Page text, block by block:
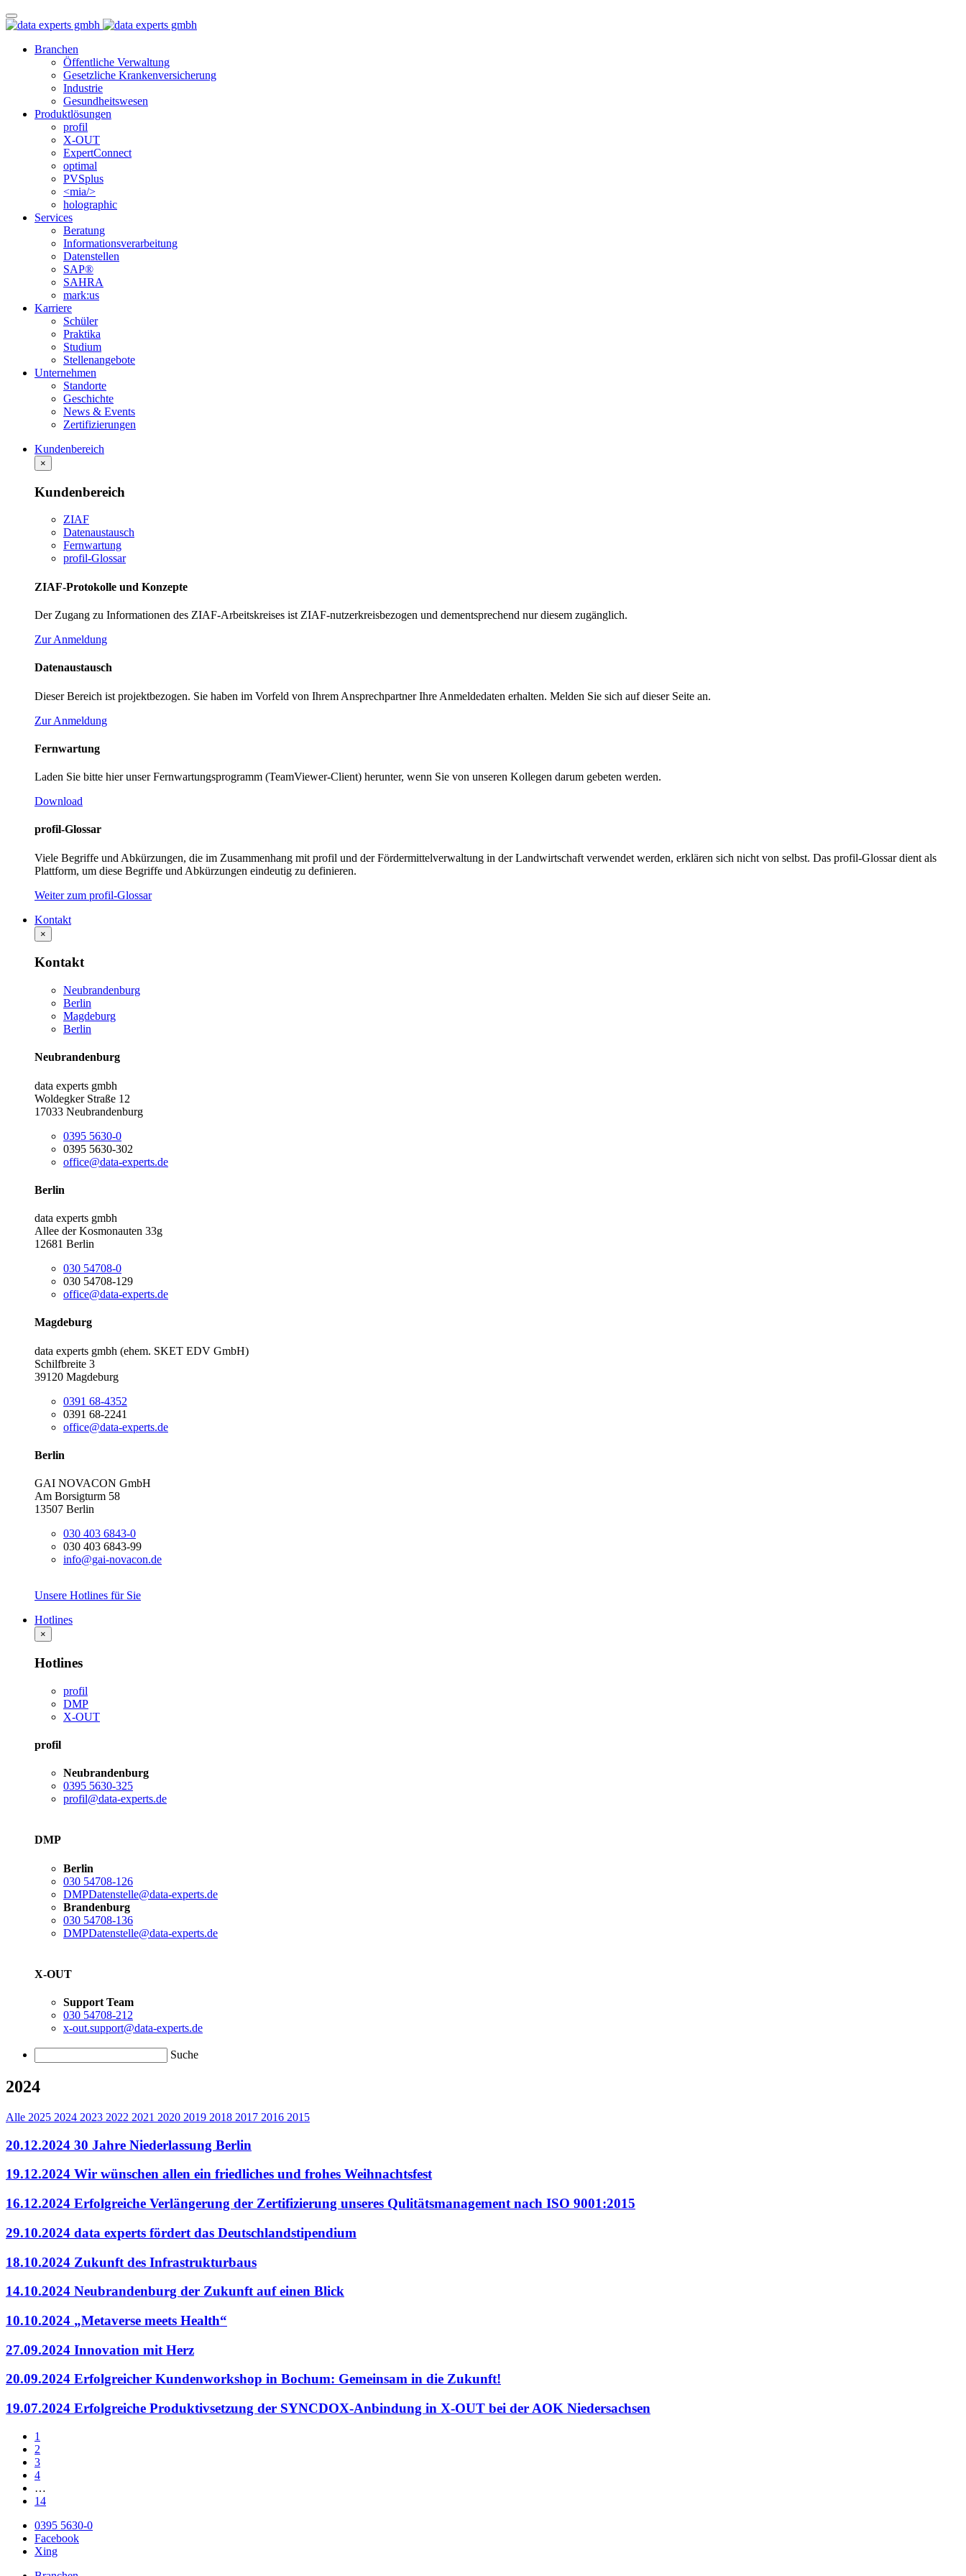
Branchen
Öffentliche Verwaltung
Gesetzliche Krankenversicherung
Industrie
Gesundheitswesen
Produktlösungen
profil
X-OUT
ExpertConnect
optimal
PVSplus
<mia/>
holographic
Services
Beratung
Informations­verarbeitung
Datenstellen
SAP®
SAHRA
mark:us
Karriere
Schüler
Praktika
Studium
Stellenangebote
Unternehmen
Standorte
Geschichte
News & Events
Zertifizierungen
Kundenbereich
×
Kundenbereich
ZIAF
Datenaustausch
Fernwartung
profil-Glossar
ZIAF-Protokolle und Konzepte
Der Zugang zu Informationen des ZIAF-Arbeitskreises ist ZIAF-nutzerkreisbezogen und dementsprechend nur diesem zugänglich.
Zur Anmeldung
Datenaustausch
Dieser Bereich ist projektbezogen. Sie haben im Vorfeld von Ihrem Ansprechpartner Ihre Anmeldedaten erhalten. Melden Sie sich auf dieser Seite an.
Zur Anmeldung
Fernwartung
Laden Sie bitte hier unser Fernwartungsprogramm (TeamViewer-Client) herunter, wenn Sie von unseren Kollegen darum gebeten werden.
Download
profil-Glossar
Viele Begriffe und Abkürzungen, die im Zusammenhang mit profil und der Fördermittelverwaltung in der Landwirtschaft verwendet werden, erklären sich nicht von selbst. Das profil-Glossar dient als
Plattform, um diese Begriffe und Abkürzungen eindeutig zu definieren.
Weiter zum profil-Glossar
Kontakt
×
Kontakt
Neubrandenburg
Berlin
Magdeburg
Berlin
Neubrandenburg
data experts gmbh
Woldegker Straße 12
17033 Neubrandenburg
0395 5630-0
0395 5630-302
office@data-experts.de
Berlin
data experts gmbh
Allee der Kosmonauten 33g
12681 Berlin
030 54708-0
030 54708-129
office@data-experts.de
Magdeburg
data experts gmbh (ehem. SKET EDV GmbH)
Schilfbreite 3
39120 Magdeburg
0391 68-4352
0391 68-2241
office@data-experts.de
Berlin
GAI NOVACON GmbH
Am Borsigturm 58
13507 Berlin
030 403 6843-0
030 403 6843-99
info@gai-novacon.de
Unsere Hotlines für Sie
Hotlines
×
Hotlines
profil
DMP
X-OUT
profil
Neubrandenburg
0395 5630-325
profil@data-experts.de
DMP
Berlin
030 54708-126
DMPDatenstelle@data-experts.de
Brandenburg
030 54708-136
DMPDatenstelle@data-experts.de
X-OUT
Support Team
030 54708-212
x-out.support@data-experts.de
Suche
2024
Alle 2025 2024 2023 2022 2021 2020 2019 2018 2017 2016 2015
20.12.2024 30 Jahre Niederlassung Berlin
19.12.2024 Wir wünschen allen ein friedliches und frohes Weihnachtsfest
16.12.2024 Erfolgreiche Verlängerung der Zertifizierung unseres Qulitätsmanagement nach ISO 9001:2015
29.10.2024 data experts fördert das Deutschlandstipendium
18.10.2024 Zukunft des Infrastrukturbaus
14.10.2024 Neubrandenburg der Zukunft auf einen Blick
10.10.2024 „Metaverse meets Health“
27.09.2024 Innovation mit Herz
20.09.2024 Erfolgreicher Kundenworkshop in Bochum: Gemeinsam in die Zukunft!
19.07.2024 Erfolgreiche Produktivsetzung der SYNCDOX-Anbindung in X-OUT bei der AOK Niedersachsen
1
2
3
4
…
14
0395 5630-0
Facebook
Xing